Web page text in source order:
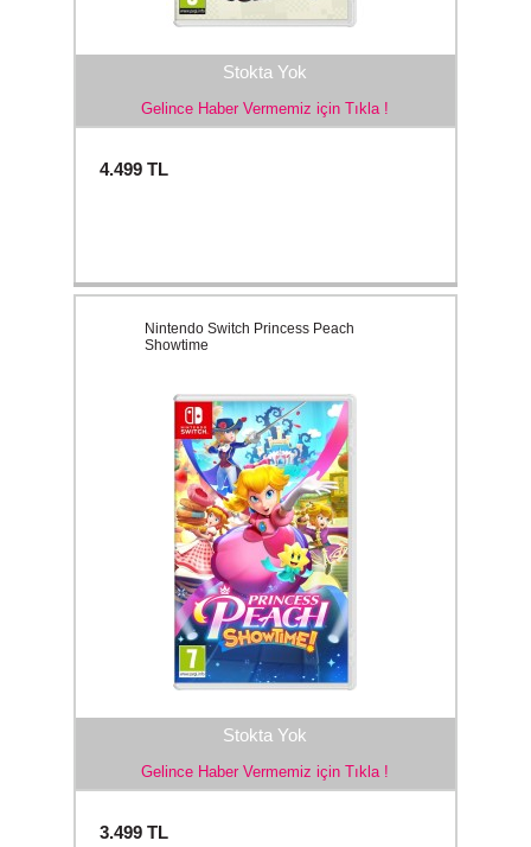
Stokta Yok
Gelince Haber Vermemiz için Tıkla !
4.499TL
Stokta Yok
Gelince Haber Vermemiz için Tıkla !
Nintendo Switch Princess Peach
Showtime
3.499TL